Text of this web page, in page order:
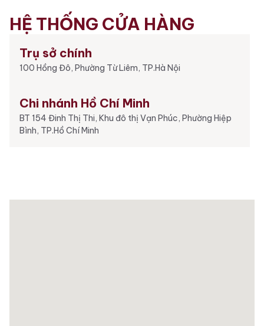
HỆ THỐNG CỬA HÀNG
Trụ sở chính
100 Hồng Đô, Phường Từ Liêm, TP.Hà Nội
Chi nhánh Hồ Chí Minh
BT 154 Đinh Thị Thi, Khu đô thị Vạn Phúc, Phường Hiệp
Bình, TP.Hồ Chí Minh